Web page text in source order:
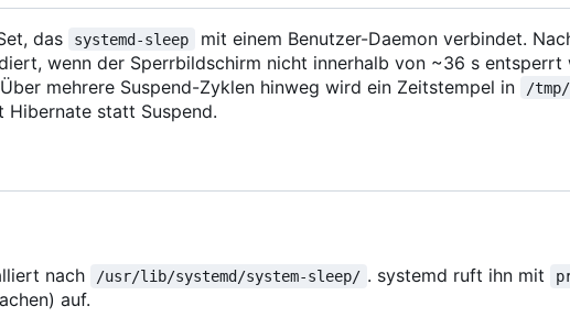
das systemd-sleep
mit einem Benutzer-Daemon verbindet.
wenn der Sperrbildschirm nicht innerhalb von ~36 s entsperrt
mehrere Suspend-Zyklen hinweg wird ein Zeitstempel in
/
Hibernate statt Suspend.
nach /usr/lib/systemd/system-sleep/ . systemd ruft ihn mit
auf.